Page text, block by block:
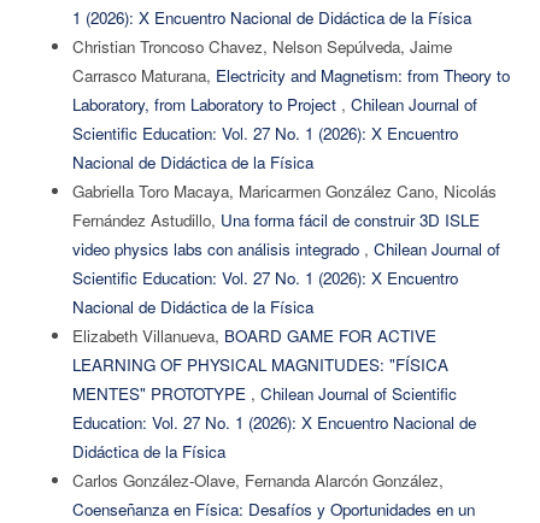
1 (2026): X Encuentro Nacional de Didáctica de la Física
Christian Troncoso Chavez, Nelson Sepúlveda, Jaime
Carrasco Maturana, Electricity and Magnetism: from Theory to
Laboratory, from Laboratory to Project , Chilean Journal of
Scientific Education: Vol. 27 No. 1 (2026): X Encuentro
Nacional de Didáctica de la Física
Gabriella Toro Macaya, Maricarmen González Cano, Nicolás
Fernández Astudillo, Una forma fácil de construir 3D ISLE
video physics labs con análisis integrado , Chilean Journal of
Scientific Education: Vol. 27 No. 1 (2026): X Encuentro
Nacional de Didáctica de la Física
Elizabeth Villanueva, BOARD GAME FOR ACTIVE
LEARNING OF PHYSICAL MAGNITUDES: "FÍSICA
MENTES" PROTOTYPE , Chilean Journal of Scientific
Education: Vol. 27 No. 1 (2026): X Encuentro Nacional de
Didáctica de la Física
Carlos González-Olave, Fernanda Alarcón González,
Coenseñanza en Física: Desafíos y Oportunidades en un